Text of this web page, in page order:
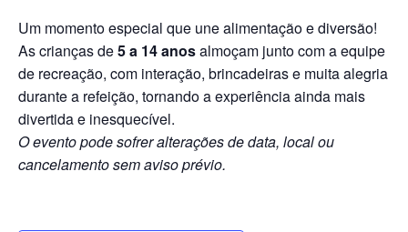
Um momento especial que une alimentação e diversão!
As crianças de5 a 14 anosalmoçam junto com a equipe
de recreação, com interação, brincadeiras e muita alegria
durante a refeição, tornando a experiência ainda mais
divertida e inesquecível.
O evento pode sofrer alterações de data, local ou
cancelamento sem aviso prévio.